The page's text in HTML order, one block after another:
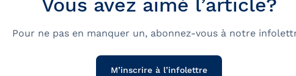
Vous avez aimé l’article?
Pour ne pas en manquer un, abonnez-vous à notre
M’inscrire à l’infolettre